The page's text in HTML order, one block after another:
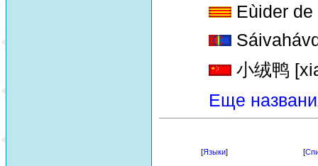
Eùider
小绒鸭
Еще
[Языки] [